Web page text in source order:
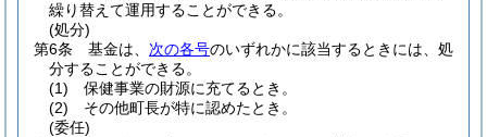
繰り替えて運用することができる。
(処分)
第6条
基金は、 次の各号のいずれかに該当するときには、処
分することができる。
(1)
保健事業の財源に充てるとき。
(2)
その他町長が特に認めたとき。
(委任)